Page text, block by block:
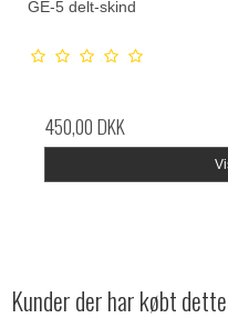
GE-5 delt-skind
450,00 DKK
Kunder der har købt